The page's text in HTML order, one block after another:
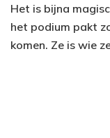
Het is bijna
het podium pakt
komen. Ze is wie